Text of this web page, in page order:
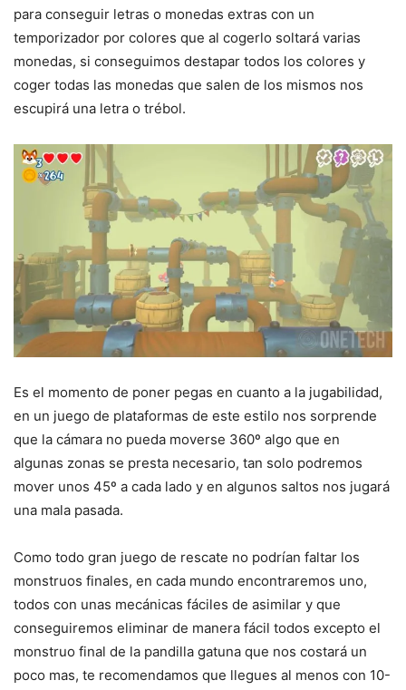
para conseguir letras o monedas extras con un
temporizador por colores que al cogerlo soltará varias
monedas, si conseguimos destapar todos los colores y
coger todas las monedas que salen de los mismos nos
escupirá una letra o trébol.
Es el momento de poner pegas en cuanto a la jugabilidad,
en un juego de plataformas de este estilo nos sorprende
que la cámara no pueda moverse 360º algo que en
algunas zonas se presta necesario, tan solo podremos
mover unos 45º a cada lado y en algunos saltos nos jugará
una mala pasada.
Como todo gran juego de rescate no podrían faltar los
monstruos finales, en cada mundo encontraremos uno,
todos con unas mecánicas fáciles de asimilar y que
conseguiremos eliminar de manera fácil todos excepto el
monstruo final de la pandilla gatuna que nos costará un
poco mas, te recomendamos que llegues al menos con 10-